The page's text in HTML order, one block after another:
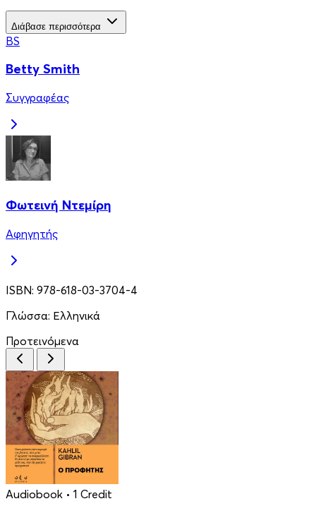
Διάβασε περισσότερα
BS
Betty Smith
Συγγραφέας
Φωτεινή Ντεμίρη
Αφηγητής
ISBN: 978-618-03-3704-4
Γλώσσα: Ελληνικά
Προτεινόμενα
Audiobook • 1 Credit